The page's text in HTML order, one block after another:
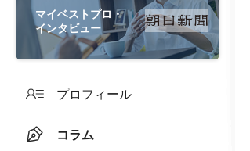
マイベストプロ・
インタビュー
プロフィール
コラム